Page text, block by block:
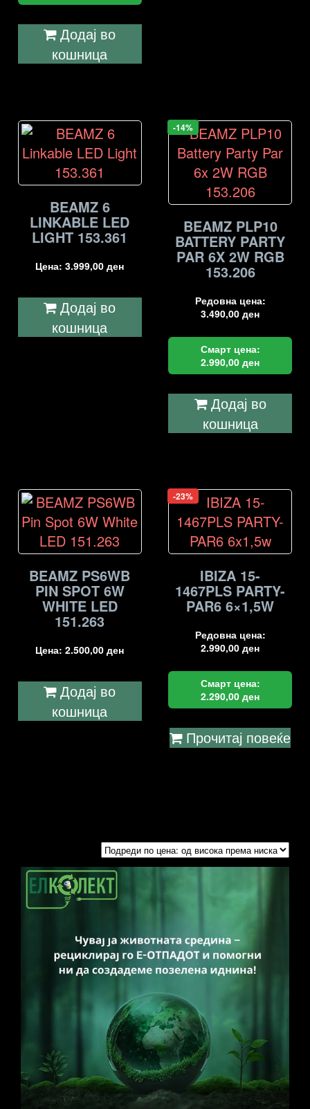
Додај во
кошница
BEAMZ 6
LINKABLE LED
LIGHT 153.361
Цена:3.999,00ден
Додај во
кошница
-14%
BEAMZ PLP10
BATTERY PARTY
PAR 6X 2W RGB
153.206
Редовна цена:
3.490,00ден
Смарт цена:
2.990,00ден
Додај во
кошница
BEAMZ PS6WB
PIN SPOT 6W
WHITE LED
151.263
Цена:2.500,00ден
Додај во
кошница
-23%
IBIZA 15-
1467PLS PARTY-
PAR6 6×1,5W
Редовна цена:
2.990,00ден
Смарт цена:
2.290,00ден
Прочитај повеќе